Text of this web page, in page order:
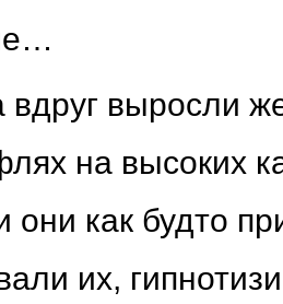
вдруг выросли
на высоких
они как будто
их,